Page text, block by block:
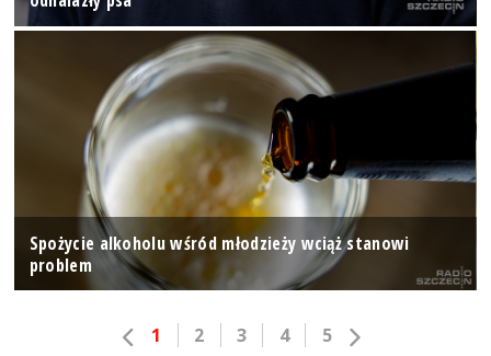
Spożycie alkoholu wśród młodzieży wciąż stanowi
problem
1 2 3 4 5